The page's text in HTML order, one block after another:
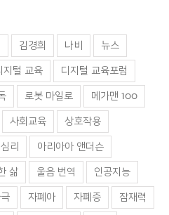
김경희 나비 뉴스
지털 교육 디지털 교육포럼
로봇 마일로 메가맨 100
사회교육 상호작용
심리 아리아아 앤더슨
삶 울음 번역 인공지능
자폐아 자폐증 잠재력